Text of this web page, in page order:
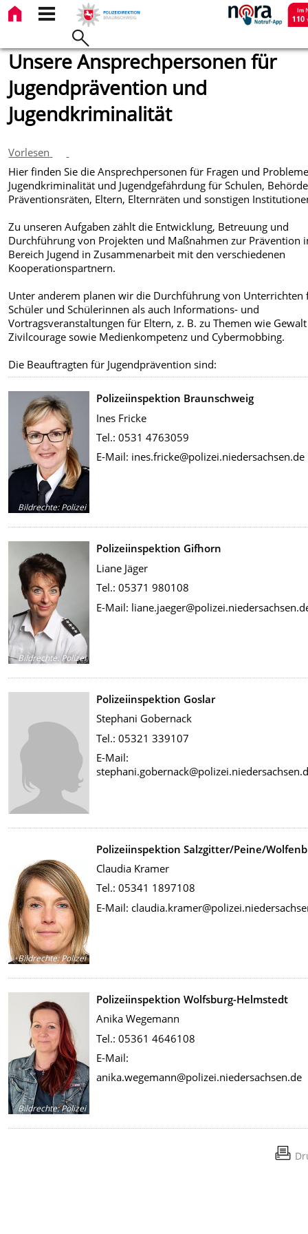
Unsere Ansprechpersonen für
Jugendprävention und
Jugendkriminalität
Vorlesen
Hier finden Sie die Ansprechpersonen für Fragen und
Jugendkriminalität und Jugendgefährdung für Schulen,
Präventionsräten, Eltern, Elternräten und sonstigen
Zu unseren Aufgaben zählt die Entwicklung, Betreuung und
Durchführung von Projekten und Maßnahmen zur Prävention
Bereich Jugend in Zusammenarbeit mit den verschiedenen
Kooperationspartnern.
Unter anderem planen wir die Durchführung von Unterrichten
Schüler und Schülerinnen als auch Informations- und
Vortragsveranstaltungen für Eltern, z. B. zu Themen wie
Zivilcourage sowie Medienkompetenz und Cybermobbing.
Die Beauftragten für Jugendprävention sind:
Bildrechte:Polizei
Polizeiinspektion Braunschweig
Ines Fricke
Tel.: 0531 4763059
E-Mail: ines.fricke@polizei.niedersachsen.de
Bildrechte:Polizei
Polizeiinspektion Gifhorn
Liane Jäger
Tel.: 05371 980108
E-Mail:
Polizeiinspektion Goslar
Stephani Gobernack
Tel.: 05321 339107
E-Mail:
Bildrechte:Polizei
Polizeiinspektion Salzgitter/Peine/
Claudia Kramer
Tel.: 05341 1897108
E-Mail:
Bildrechte:Polizei
Polizeiinspektion Wolfsburg-Helmstedt
Anika Wegemann
Tel.: 05361 4646108
E-Mail:
anika.wegemann@polizei.niedersachsen.de